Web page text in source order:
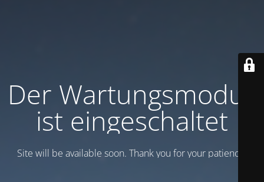
Der Wartungsmodus
ist eingeschaltet
Site will be available soon. Thank you for your patience!